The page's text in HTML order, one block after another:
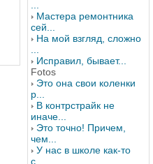
Мастера ремонтника
сей...
На мой взгляд, сложно
Исправил, бывает...
Fotos
Это она свои коленки
р...
В контрстрайк не
иначе...
Это точно! Причем,
чем...
У нас в школе как-то
с...